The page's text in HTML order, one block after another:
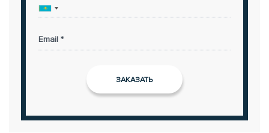
Email *